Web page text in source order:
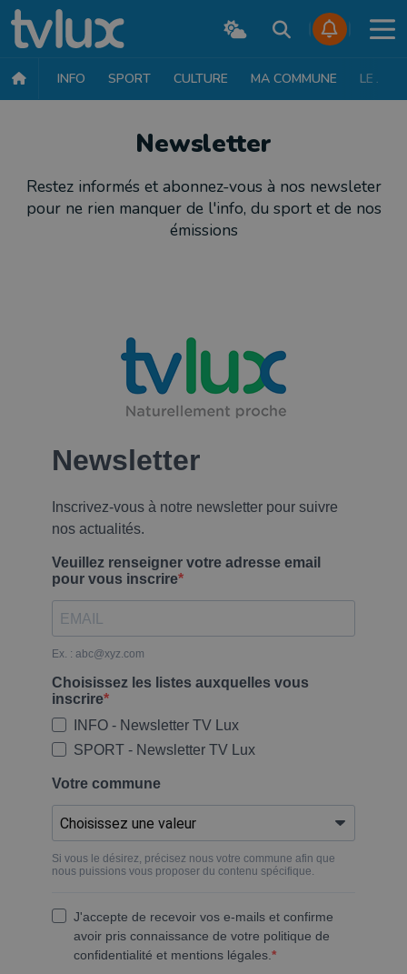
INFO SPORT CULTURE MA COMMUNE LE JT
Newsletter
Restez informés et abonnez-vous à nos newsleter
pour ne rien manquer de l'info, du sport et de nos
émissions